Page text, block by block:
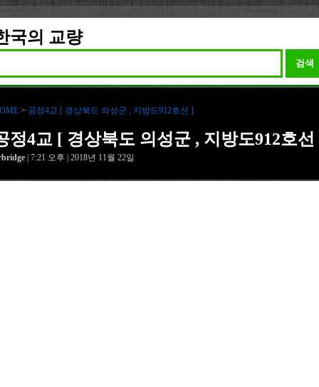
국의 교량
검색
> 공정4교 [ 경상북도 의성군 , 지방도912호선 ]
정4교 [ 경상북도 의성군 , 지방도912호선
| 7:21 오후 | 2018년 11월 22일